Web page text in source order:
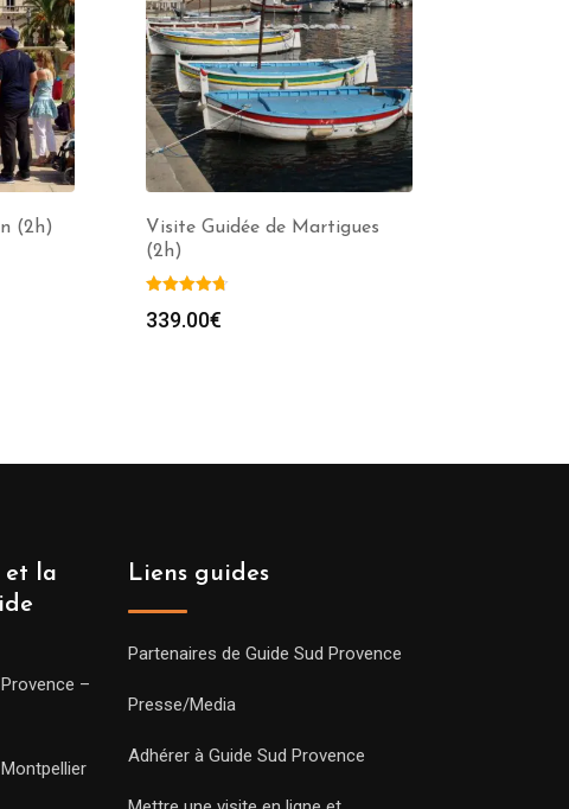
(2h)
Visite Guidée de Martigues
(2h)
339.00€
et la
–
Liens guides
Partenaires de Guide Sud Provence
Presse/Media
Adhérer à Guide Sud Provence